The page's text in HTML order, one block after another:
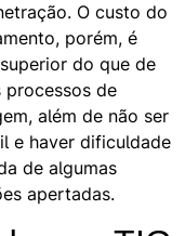
O custo do
porém, é
do que de
processos de
além de não ser
e haver dificuldade
de algumas
apertadas.